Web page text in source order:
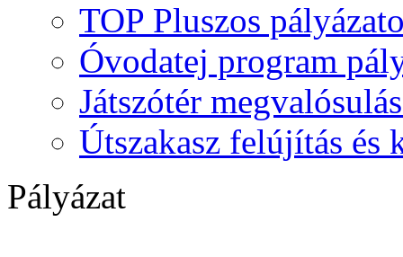
TOP Pluszos
Óvodatej program
Játszótér
Útszakasz felújítás és
Pályázat